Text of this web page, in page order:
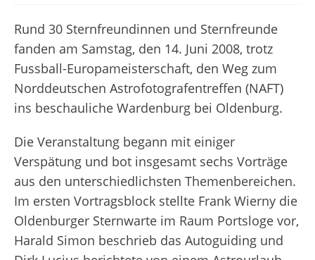
Rund 30 Sternfreundinnen und Sternfreunde
fanden am Samstag, den 14. Juni 2008, trotz
Fussball-Europameisterschaft, den Weg zum
Norddeutschen Astrofotografentreffen (NAFT)
ins beschauliche Wardenburg bei Oldenburg.
Die Veranstaltung begann mit einiger
Verspätung und bot insgesamt sechs Vorträge
aus den unterschiedlichsten Themenbereichen.
Im ersten Vortragsblock stellte Frank Wierny die
Oldenburger Sternwarte im Raum Portsloge vor,
Harald Simon beschrieb das Autoguiding und